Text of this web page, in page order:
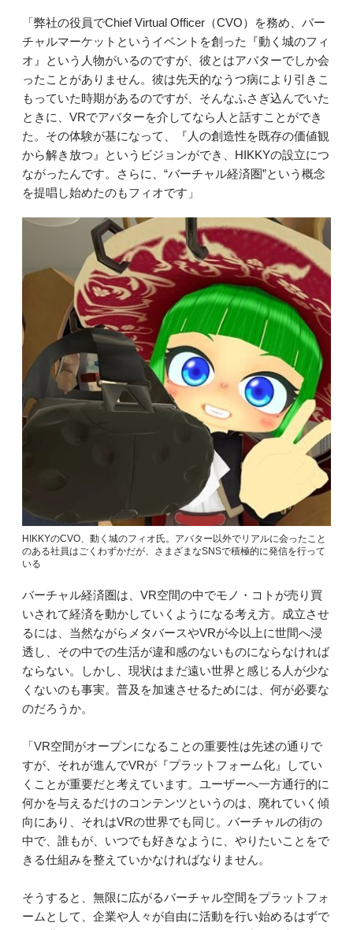
「弊社の役員でChief Virtual Officer（CVO）を務め、バー
チャルマーケットというイベントを創った『動く城のフィ
オ』という人物がいるのですが、彼とはアバターでしか会
ったことがありません。彼は先天的なうつ病により引きこ
もっていた時期があるのですが、そんなふさぎ込んでいた
ときに、VRでアバターを介してなら人と話すことができ
た。その体験が基になって、『人の創造性を既存の価値観
から解き放つ』というビジョンができ、HIKKYの設立につ
ながったんです。さらに、“バーチャル経済圏”という概念
を提唱し始めたのもフィオです」
HIKKYのCVO、動く城のフィオ氏。アバター以外でリアルに会ったこと
のある社員はごくわずかだが、さまざまなSNSで積極的に発信を行って
いる
バーチャル経済圏は、VR空間の中でモノ・コトが売り買
いされて経済を動かしていくようになる考え方。成立させ
るには、当然ながらメタバースやVRが今以上に世間へ浸
透し、その中での生活が違和感のないものにならなければ
ならない。しかし、現状はまだ遠い世界と感じる人が少な
くないのも事実。普及を加速させるためには、何が必要な
のだろうか。
「VR空間がオープンになることの重要性は先述の通りで
すが、それが進んでVRが『プラットフォーム化』してい
くことが重要だと考えています。ユーザーへ一方通行的に
何かを与えるだけのコンテンツというのは、廃れていく傾
向にあり、それはVRの世界でも同じ。バーチャルの街の
中で、誰もが、いつでも好きなように、やりたいことをで
きる仕組みを整えていかなければなりません。
そうすると、無限に広がるバーチャル空間をプラットフォ
ームとして、企業や人々が自由に活動を行い始めるはずで